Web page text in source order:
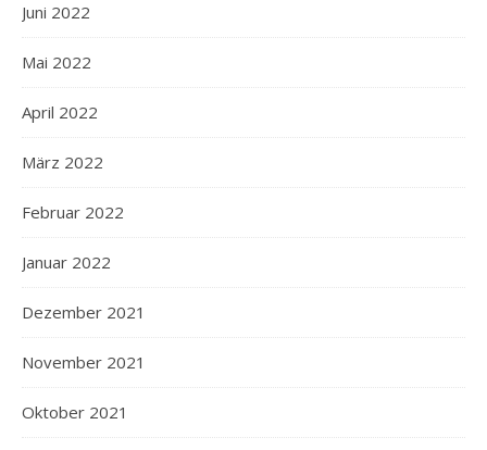
Juni 2022
Mai 2022
April 2022
März 2022
Februar 2022
Januar 2022
Dezember 2021
November 2021
Oktober 2021